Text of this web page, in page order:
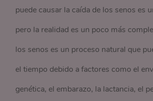
puede causar la caída de los senos es
pero la realidad es un poco más
los senos es un proceso natural que
el tiempo debido a factores como el
genética, el embarazo, la lactancia, el